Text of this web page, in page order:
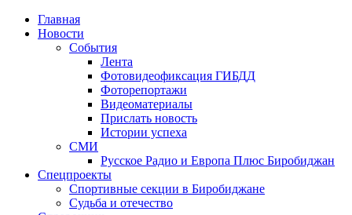
Главная
Новости
События
Лента
Фотовидеофиксация ГИБДД
Фоторепортажи
Видеоматериалы
Прислать новость
Истории успеха
СМИ
Русское Радио и Европа Плюс Биробиджан
Спецпроекты
Спортивные секции в Биробиджане
Судьба и отечество